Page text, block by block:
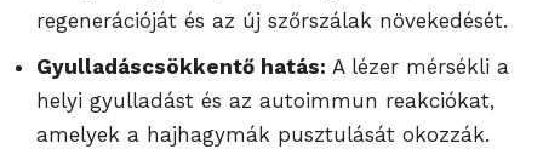
regenerációját és az új szőrszálak növekedését.
Gyulladáscsökkentő hatás: A lézer mérsékli a
helyi gyulladást és az autoimmun reakciókat,
amelyek a hajhagymák pusztulását okozzák.